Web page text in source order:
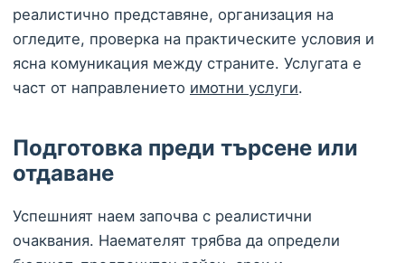
реалистично представяне, организация на
огледите, проверка на практическите условия и
ясна комуникация между страните. Услугата е
част от направлението имотни услуги.
Подготовка преди търсене или
отдаване
Успешният наем започва с реалистични
очаквания. Наемателят трябва да определи